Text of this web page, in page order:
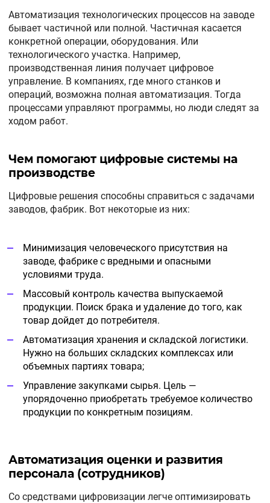
Автоматизация технологических процессов на заводе
бывает частичной или полной. Частичная касается
конкретной операции, оборудования. Или
технологического участка. Например,
производственная линия получает цифровое
управление. В компаниях, где много станков и
операций, возможна полная автоматизация. Тогда
процессами управляют программы, но люди следят за
ходом работ.
Чем помогают цифровые системы на
производстве
Цифровые решения способны справиться с задачами
заводов, фабрик. Вот некоторые из них:
Минимизация человеческого присутствия на
заводе, фабрике с вредными и опасными
условиями труда.
Массовый контроль качества выпускаемой
продукции. Поиск брака и удаление до того, как
товар дойдет до потребителя.
Автоматизация хранения и складской логистики.
Нужно на больших складских комплексах или
объемных партиях товара;
Управление закупками сырья. Цель —
упорядоченно приобретать требуемое количество
продукции по конкретным позициям.
Автоматизация оценки и развития
персонала (сотрудников)
Со средствами цифровизации легче оптимизировать